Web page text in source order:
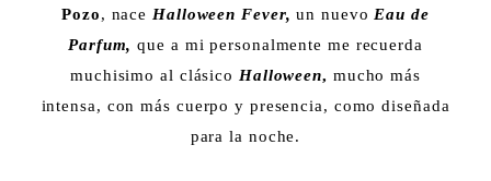
Pozo, nace Halloween Fever, un nuevo Eau de
Parfum,que a mi personalmente me recuerda
muchisimo al clásico Halloween, mucho más
intensa, con más cuerpo y presencia, como diseñada
para la noche.